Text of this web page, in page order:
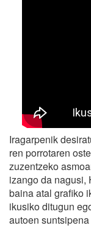
Iragarpenik
ren porrotaren
zuzentzeko
izango da nagusi,
baina atal grafiko
ikusiko ditugun
autoen